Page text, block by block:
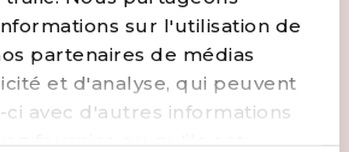
sur l'utilisation de
partenaires de médias
et d'analyse, qui peuvent
avec d'autres informations
à 2023. Il est aussi ambassadeur
Dance », établi à Seraing et à